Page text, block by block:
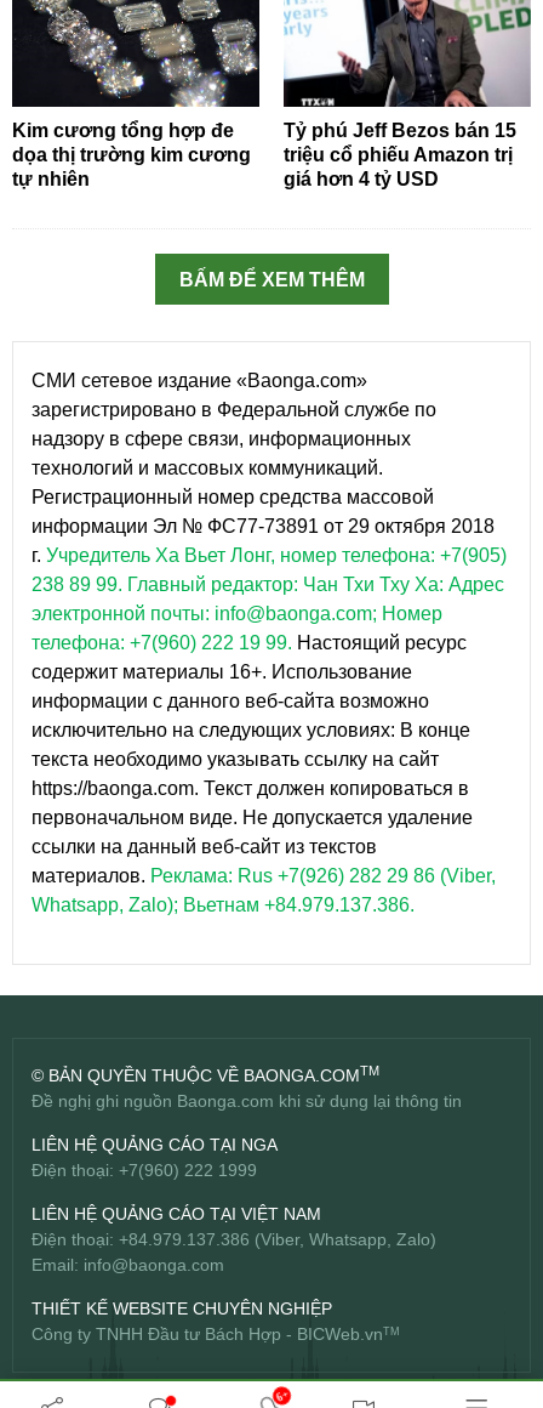
Kim cương tổng hợp đe
dọa thị trường kim cương
tự nhiên
Tỷ phú Jeff Bezos bán 15
triệu cổ phiếu Amazon trị
giá hơn 4 tỷ USD
BẤM ĐỂ XEM THÊM
СМИ сетевое издание «Baonga.com»
зарегистрировано в Федеральной службе по
надзору в сфере связи, информационных
технологий и массовых коммуникаций.
Регистрационный номер средства массовой
информации Эл № ФС77-73891 от 29 октября 2018
г. Учредитель Ха Вьет Лонг, номер телефона: +7(905)
238 89 99. Главный редактор: Чан Тхи Тху Ха: Адрес
электронной почты: info@baonga.com; Номер
телефона: +7(960) 222 19 99. Настоящий ресурс
содержит материалы 16+. Использование
информации с данного веб-сайта возможно
исключительно на следующих условиях: В конце
текста необходимо указывать ссылку на сайт
https://baonga.com. Текст должен копироваться в
первоначальном виде. Не допускается удаление
ссылки на данный веб-сайт из текстов
материалов. Реклама: Rus +7(926) 282 29 86 (Viber,
Whatsapp, Zalo); Вьетнам +84.979.137.386.
© BẢN QUYỀN THUỘC VỀ BAONGA.COMTM
Đề nghị ghi nguồn Baonga.com khi sử dụng lại thông tin
LIÊN HỆ QUẢNG CÁO TẠI NGA
Điện thoại: +7(960) 222 1999
LIÊN HỆ QUẢNG CÁO TẠI VIỆT NAM
Điện thoại: +84.979.137.386 (Viber, Whatsapp, Zalo)
Email: info@baonga.com
THIẾT KẾ WEBSITE CHUYÊN NGHIỆP
Công ty TNHH Đầu tư Bách Hợp - BICWeb.vnTM
6+